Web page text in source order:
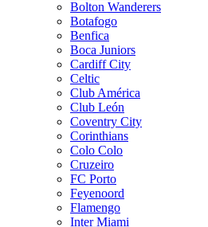
Bolton Wanderers
Botafogo
Benfica
Boca Juniors
Cardiff City
Celtic
Club América
Club León
Coventry City
Corinthians
Colo Colo
Cruzeiro
FC Porto
Feyenoord
Flamengo
Inter Miami